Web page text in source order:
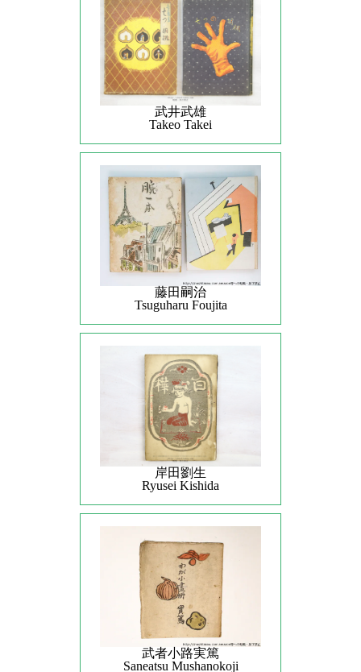
武井武雄
Takeo Takei
藤田嗣治
Tsuguharu Foujita
岸田劉生
Ryusei Kishida
武者小路実篤
Saneatsu Mushanokoji